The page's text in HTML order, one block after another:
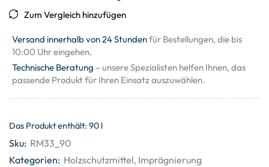
Zum Vergleich hinzufügen
Versand innerhalb von 24 Stundenfür Bestellungen, die bis
10:00 Uhr eingehen.
Technische Beratung – unsere Spezialisten helfen Ihnen, das
passende Produkt für Ihren Einsatz auszuwählen.
Das Produkt enthält: 90 l
Sku: RM33_90
Kategorien: Holzschutzmittel, Imprägnierung